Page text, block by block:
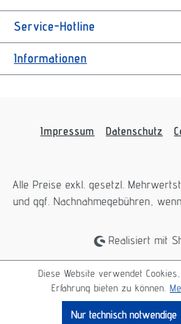
Service-Hotline
Informationen
Impressum Datenschutz
Alle Preise exkl. gesetzl.
und ggf. Nachnahmegebühren,
Realisiert mit
Diese Website verwendet
Erfahrung bieten zu können.
Nur technisch notwendige